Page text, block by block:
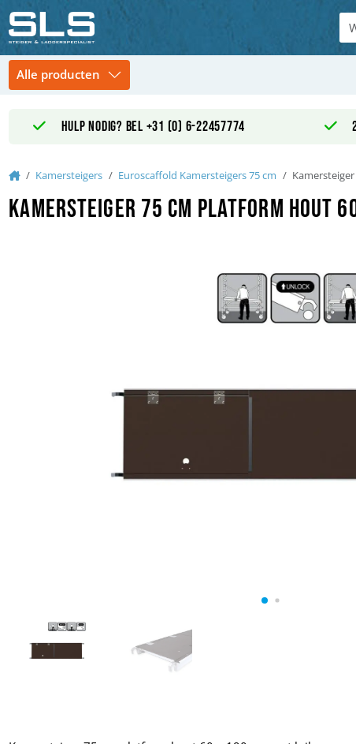
Hulp nodig? Bel +31 (0) 6-22457774
HomeKamersteigers Euroscaffold Kamersteigers 75 cm
Kamersteiger 75 cm platform hout